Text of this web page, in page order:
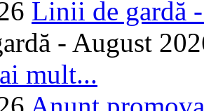
Linii de gardă
- August
mult...